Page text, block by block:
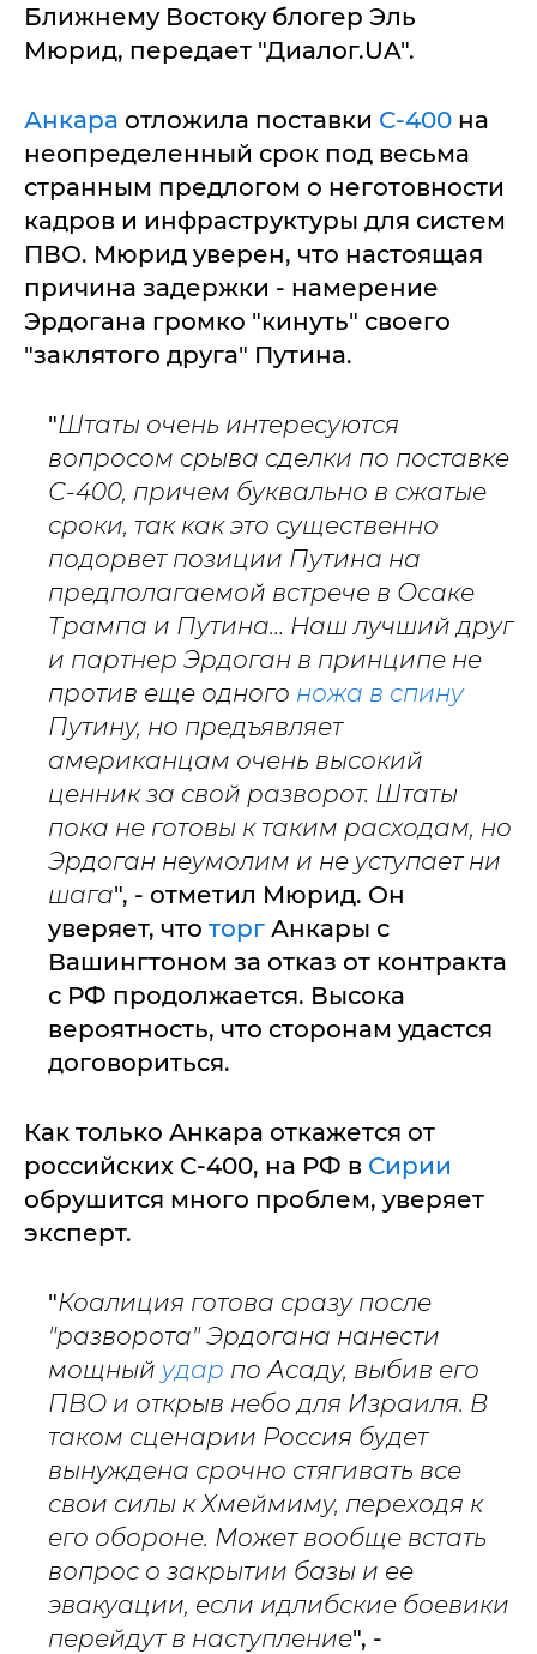
Ближнему Востоку блогер Эль
Мюрид, передает "Диалог.UA".
Анкара отложила поставки С-400 на
неопределенный срок под весьма
странным предлогом о неготовности
кадров и инфраструктуры для систем
ПВО. Мюрид уверен, что настоящая
причина задержки - намерение
Эрдогана громко "кинуть" своего
"заклятого друга" Путина.
"Штаты очень интересуются
вопросом срыва сделки по поставке
С-400, причем буквально в сжатые
сроки, так как это существенно
подорвет позиции Путина на
предполагаемой встрече в Осаке
Трампа и Путина… Наш лучший друг
и партнер Эрдоган в принципе не
против еще одного ножа в спину
Путину, но предъявляет
американцам очень высокий
ценник за свой разворот. Штаты
пока не готовы к таким расходам, но
Эрдоган неумолим и не уступает ни
шага", - отметил Мюрид. Он
уверяет, что торг Анкары с
Вашингтоном за отказ от контракта
с РФ продолжается. Высока
вероятность, что сторонам удастся
договориться.
Как только Анкара откажется от
российских С-400, на РФ в Сирии
обрушится много проблем, уверяет
эксперт.
"Коалиция готова сразу после
"разворота" Эрдогана нанести
мощный удар по Асаду, выбив его
ПВО и открыв небо для Израиля. В
таком сценарии Россия будет
вынуждена срочно стягивать все
свои силы к Хмеймиму, переходя к
его обороне. Может вообще встать
вопрос о закрытии базы и ее
эвакуации, если идлибские боевики
перейдут в наступление", -